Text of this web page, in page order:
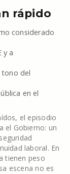
rápido
considerado
y a
tono del
en el
el episodio
el Gobierno: un
laboral. En
tienen peso
escena no es